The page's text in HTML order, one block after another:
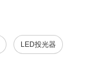
LED投光器